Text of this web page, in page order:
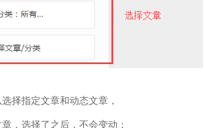
择指定文章和动态文章，
，选择了之后，不会变动；